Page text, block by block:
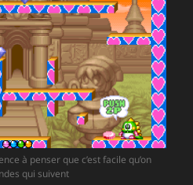
à penser que c’est facile qu’on
qui suivent